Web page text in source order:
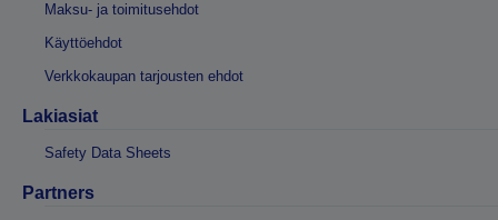
Maksu- ja toimitusehdot
Käyttöehdot
Verkkokaupan tarjousten ehdot
Lakiasiat
Safety Data Sheets
Partners